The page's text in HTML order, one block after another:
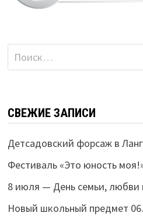
Найти:
СВЕЖИЕ ЗАПИСИ
Детсадовский форсаж в
Фестиваль «Это юность
8 июля — День семьи, любви
Новый школьный предмет